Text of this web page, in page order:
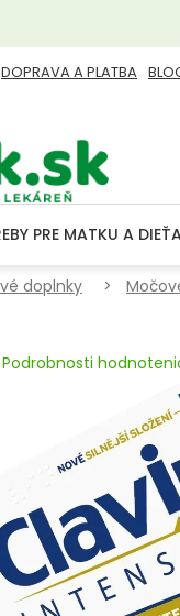
DOPRAVA A PLATBA
PRE MATKU A
doplnky
Podrobnosti